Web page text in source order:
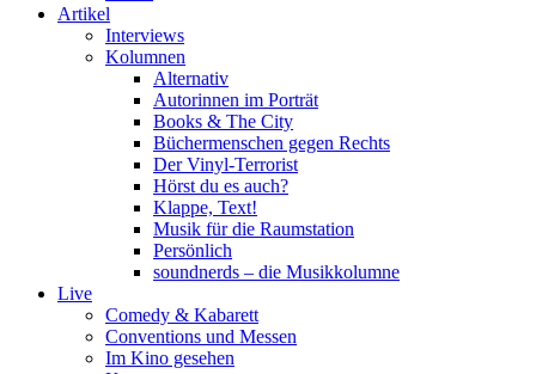
Artikel
Interviews
Kolumnen
Alternativ
Autorinnen im Porträt
Books & The City
Büchermenschen gegen Rechts
Der Vinyl-Terrorist
Hörst du es auch?
Klappe, Text!
Musik für die Raumstation
Persönlich
soundnerds – die Musikkolumne
Live
Comedy & Kabarett
Conventions und Messen
Im Kino gesehen